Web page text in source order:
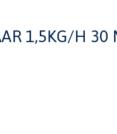
1,5KG/H 30